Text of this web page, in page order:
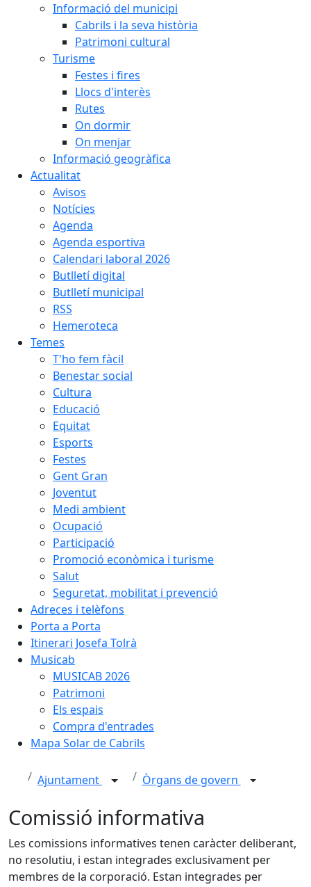
Informació del municipi
Cabrils i la seva història
Patrimoni cultural
Turisme
Festes i fires
Llocs d'interès
Rutes
On dormir
On menjar
Informació geogràfica
Actualitat
Avisos
Notícies
Agenda
Agenda esportiva
Calendari laboral 2026
Butlletí digital
Butlletí municipal
RSS
Hemeroteca
Temes
T'ho fem fàcil
Benestar social
Cultura
Educació
Equitat
Esports
Festes
Gent Gran
Joventut
Medi ambient
Ocupació
Participació
Promoció econòmica i turisme
Salut
Seguretat, mobilitat i prevenció
Adreces i telèfons
Porta a Porta
Itinerari Josefa Tolrà
Musicab
MUSICAB 2026
Patrimoni
Els espais
Compra d'entrades
Mapa Solar de Cabrils
Ajuntament Òrgans de govern
Comissió informativa
Les comissions informatives tenen caràcter deliberant,
no resolutiu, i estan integrades exclusivament per
membres de la corporació. Estan integrades per